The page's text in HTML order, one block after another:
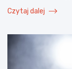
Czytaj dalej